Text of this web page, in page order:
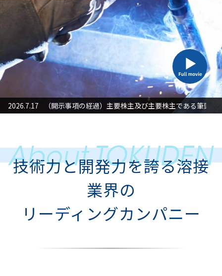
対応」に関するお知らせ
2026.7.17 （開示事項の経過）主要株主及び主要株主である筆頭
技術力と開発力を誇る溶接
業界の
リーディングカンパニー